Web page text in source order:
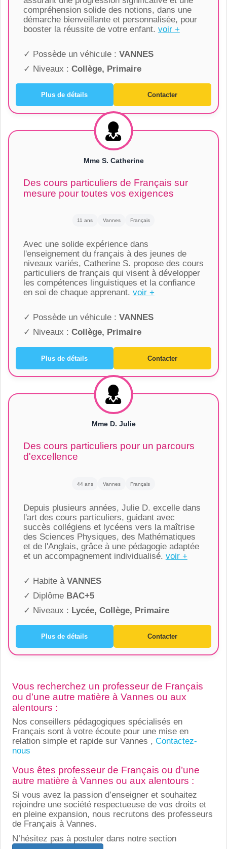
compréhension solide des notions, dans une
démarche bienveillante et personnalisée, pour
booster la réussite de votre enfant. voir +
✓ Possède un véhicule : VANNES
✓ Niveaux : Collège, Primaire
Plus de détails Contacter
Mme S. Catherine
Des cours particuliers de Français sur
mesure pour toutes vos exigences
11 ans Vannes Français
Avec une solide expérience dans
l'enseignement du français à des jeunes de
niveaux variés, Catherine S. propose des cours
particuliers de français qui visent à développer
les compétences linguistiques et la confiance
en soi de chaque apprenant. voir +
✓ Possède un véhicule : VANNES
✓ Niveaux : Collège, Primaire
Plus de détails Contacter
Mme D. Julie
Des cours particuliers pour un parcours
d'excellence
44 ans Vannes Français
Depuis plusieurs années, Julie D. excelle dans
l'art des cours particuliers, guidant avec
succès collégiens et lycéens vers la maîtrise
des Sciences Physiques, des Mathématiques
et de l'Anglais, grâce à une pédagogie adaptée
et un accompagnement individualisé. voir +
✓ Habite à VANNES
✓ Diplôme BAC+5
✓ Niveaux : Lycée, Collège, Primaire
Plus de détails Contacter
Vous recherchez un professeur de Français
ou d’une autre matière à Vannes ou aux
alentours :
Nos conseillers pédagogiques spécialisés en
Français sont à votre écoute pour une mise en
relation simple et rapide sur Vannes , Contactez-
nous
Vous êtes professeur de Français ou d’une
autre matière à Vannes ou aux alentours :
Si vous avez la passion d’enseigner et souhaitez
rejoindre une société respectueuse de vos droits et
en pleine expansion, nous recrutons des professeurs
de Français à Vannes.
N’hésitez pas à postuler dans notre section